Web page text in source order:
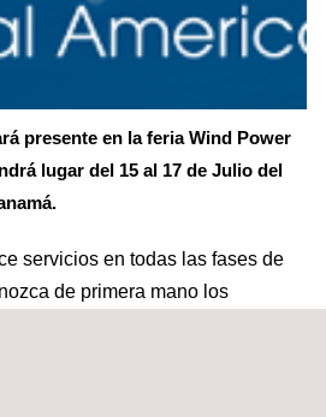
presente en la feria Wind Power
lugar del 15 al 17 de Julio del
servicios en todas las fases de
de primera mano los